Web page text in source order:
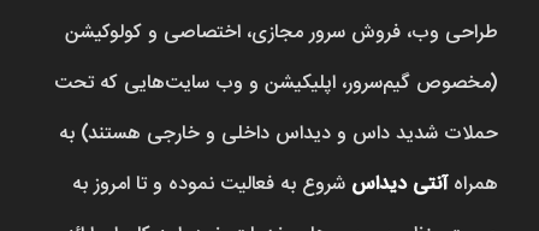
طراحی وب، فروش‌ سرور مجازی، اختصاصی و کولوکیشن
(مخصوص گیم‌سرور، اپلیکیشن و وب سایت‌هایی که تحت
حملات شدید داس و دیداس داخلی و خارجی هستند) به
همراهآنتی دیداس شروع به فعالیت نموده و تا امروز به